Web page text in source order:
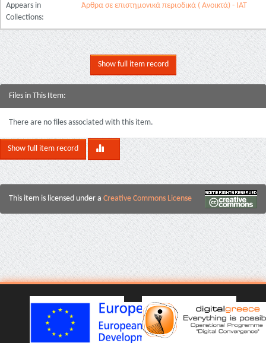
Appears in
Collections:
Άρθρα σε επιστημονικά περιοδικά ( Ανοικτά) - ΙΑΤ
Show full item record
Files in This Item:
There are no files associated with this item.
Show full item record
This item is licensed under a Creative Commons License